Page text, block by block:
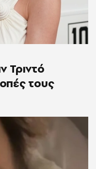
Τριντό
τους